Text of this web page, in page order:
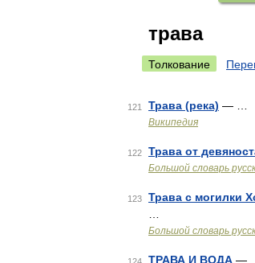
трава
Толкование
121 Трава (река) — …
Википедия
122 Трава от
Большой словарь
123 Трава с могилки
Большой словарь
ТРАВА И ВОДА —